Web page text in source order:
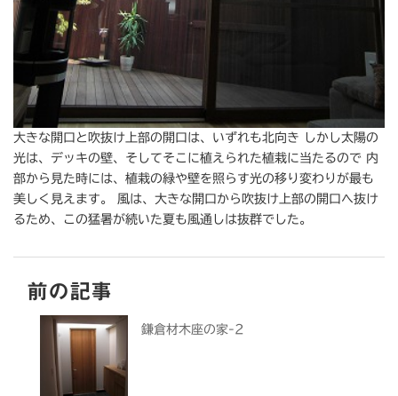
大きな開口と吹抜け上部の開口は、いずれも北向き しかし太陽の
光は、デッキの壁、そしてそこに植えられた植栽に当たるので 内
部から見た時には、植栽の緑や壁を照らす光の移り変わりが最も
美しく見えます。 風は、大きな開口から吹抜け上部の開口へ抜け
るため、この猛暑が続いた夏も風通しは抜群でした。
前の記事
鎌倉材木座の家-2